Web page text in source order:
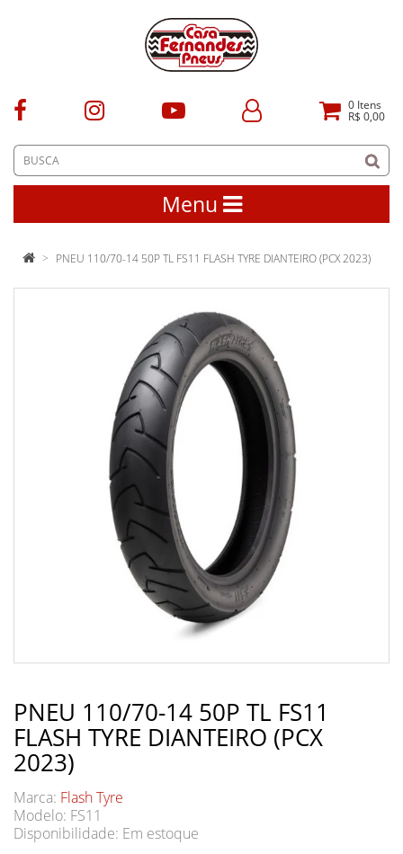
0 Itens
R$ 0,00
Menu
PNEU 110/70-14 50P TL FS11 FLASH TYRE DIANTEIRO (PCX 2023)
PNEU 110/70-14 50P TL FS11
FLASH TYRE DIANTEIRO (PCX
2023)
Marca: Flash Tyre
Modelo: FS11
Disponibilidade: Em estoque